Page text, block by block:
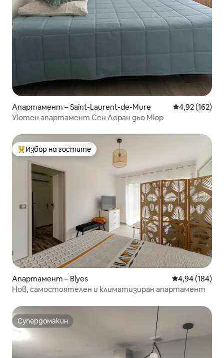
Апартамент – Saint-Laurent-de-Mure Средна
4,92 (162)
Уютен апартамент Сен Лоран дьо Мюр
Най-популярен избор на гостите
Избор на гостите
Апартамент – Blyes Средна
4,94 (184)
Нов, самостоятелен и климатизиран апартамент
Супердомакин
Супердомакин